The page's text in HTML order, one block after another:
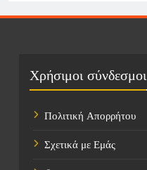
Πολιτική
Τοποθεσίες
Χρήσιμοι σύνδεσμοι
Πολιτική Απορρήτου
Σχετικά με Εμάς